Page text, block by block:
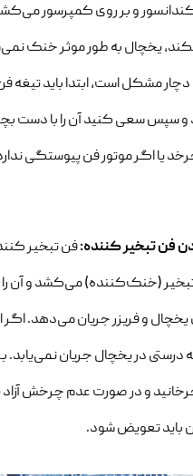
و بر روی کمپرسور
یخچال به طور موثر خنک
دچار مشکل است، ابتدا باید تیغه
و سپس سعی کنید آن را با دست
یا اگر موتور فن پیوستگی
فن تبخیر کننده:فن تبخیر
(خنک‌کننده) می‌کشد و آن را
و فریزر جریان می‌دهد. اگر
درستی در یخچال جریان نمی‌یابد.
و در صورت عدم چرخش
باید تعویض شود.